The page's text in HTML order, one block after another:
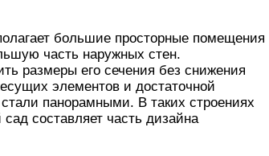
большие просторные помещения
часть наружных стен.
размеры его сечения без снижения
элементов и достаточной
панорамными. В таких строениях
составляет часть дизайна